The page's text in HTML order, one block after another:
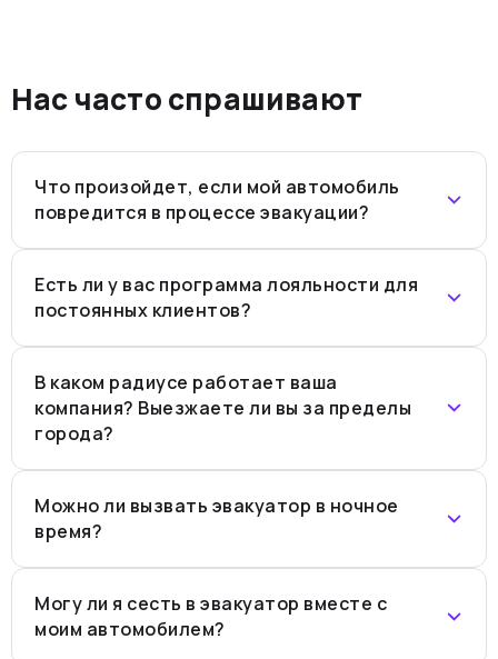
Нас часто спрашивают
Что произойдет, если мой автомобиль
повредится в процессе эвакуации?
Есть ли у вас программа лояльности для
постоянных клиентов?
В каком радиусе работает ваша
компания? Выезжаете ли вы за пределы
города?
Можно ли вызвать эвакуатор в ночное
время?
Могу ли я сесть в эвакуатор вместе с
моим автомобилем?